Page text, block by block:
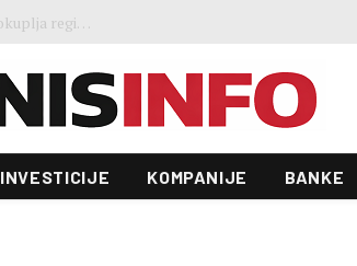
Ministar Forto: Profesionalni vozači ne mogu više čekati – Evropskoj komisiji ponudili smo provodivo rješenje
INVESTICIJE KOMPANIJE BANKE